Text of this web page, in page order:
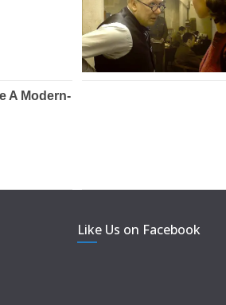
Like Us on Facebook